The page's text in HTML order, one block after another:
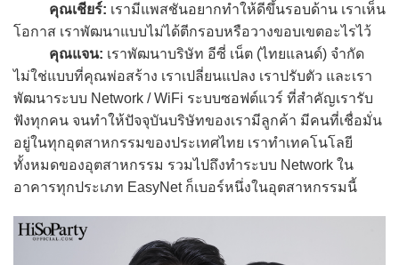
คุณเชียร์: เรามีแพสชันอยากทำให้ดีขึ้นรอบด้าน เราเห็น
โอกาส เราพัฒนาแบบไม่ได้ตีกรอบหรือวางขอบเขตอะไรไว้
คุณแจน: เราพัฒนาบริษัท อีซี่ เน็ต (ไทยแลนด์) จำกัด
ไม่ใช่แบบที่คุณพ่อสร้าง เราเปลี่ยนแปลง เราปรับตัว และเรา
พัฒนาระบบ Network / WiFi ระบบซอฟต์แวร์ ที่สำคัญเรารับ
ฟังทุกคน จนทำให้ปัจจุบันบริษัทของเรามีลูกค้า มีคนที่เชื่อมั่น
อยู่ในทุกอุตสาหกรรมของประเทศไทย เราทำเทคโนโลยี
ทั้งหมดของอุตสาหกรรม รวมไปถึงทำระบบ Network ใน
อาคารทุกประเภท EasyNet ก็เบอร์หนึ่งในอุตสาหกรรมนี้